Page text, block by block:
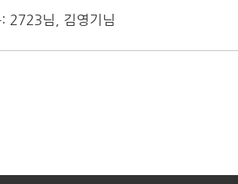
2723님, 김영기님